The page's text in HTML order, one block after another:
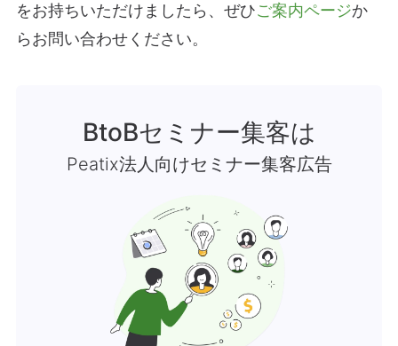
をお持ちいただけましたら、ぜひご案内ページか
らお問い合わせください。
BtoBセミナー集客は
Peatix法人向けセミナー集客広告